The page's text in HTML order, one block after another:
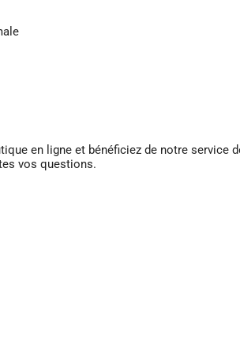
en ligne et bénéficiez de notre service
vos questions.